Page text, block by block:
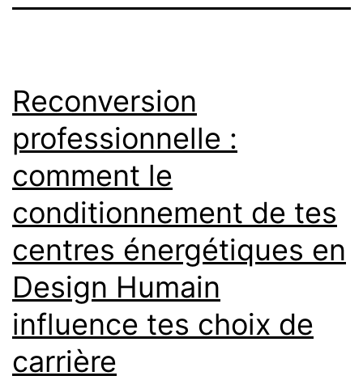
Reconversion
professionnelle :
comment le
conditionnement de tes
centres énergétiques en
Design Humain
influence tes choix de
carrière